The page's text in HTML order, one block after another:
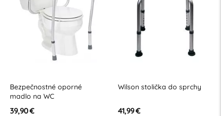
Bezpečnostné oporné
madlo na WC
39,90 €
Wilson stolička do sprchy
41,99 €